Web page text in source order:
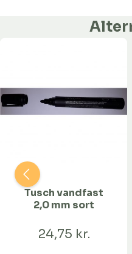
Tusch vandfast
2,0 mm sort
24,75 kr.